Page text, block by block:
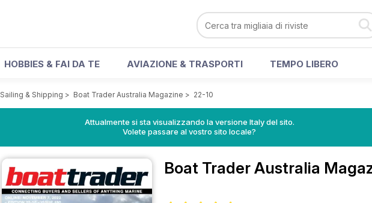
HOBBIES & FAI DA TE AVIAZIONE & TRASPORTI TEMPO LIBERO
Sailing & Shipping > Boat Trader Australia Magazine > 22-10
Attualmente si sta visualizzando la versione Italy del sito.
Volete passare al vostro sito locale?
Boat Trader Australia